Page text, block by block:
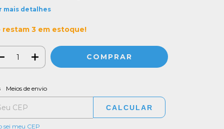
mais detalhes
restam 3 em estoque!
para o CEP:
Meios de envio
CALCULAR
sei meu CEP